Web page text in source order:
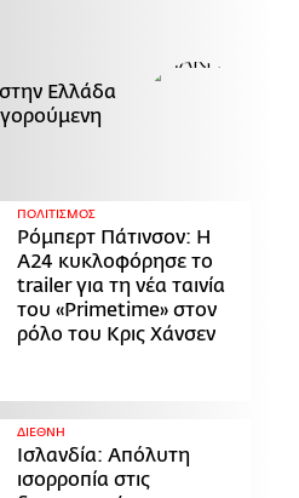
Ελλάδα
ΠΟΛΙΤΙΣΜΟΣ
Ρόμπερτ Πάτινσον: Η
Α24 κυκλοφόρησε το
trailer για τη νέα ταινία
του «Primetime» στον
ρόλο του Κρις Χάνσεν
ΔΙΕΘΝΗ
Ισλανδία: Απόλυτη
ισορροπία στις